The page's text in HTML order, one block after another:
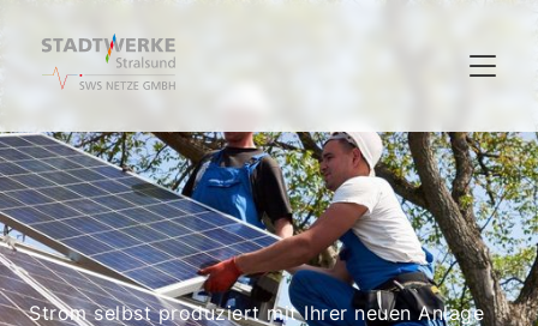
Strom selbst produziert mit Ihrer neuen Anlage